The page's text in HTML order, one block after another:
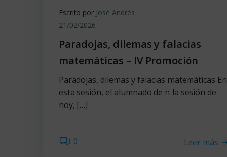
Escrito por José Andrés
21/02/2026
Paradojas, dilemas y falacias
matemáticas – IV Promoción
Paradojas, dilemas y falacias matemáticas En
esta sesión, el alumnado de n la sesión de
hoy, […]
0 Leer más